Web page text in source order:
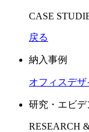
CASE
戻る
納入事例
オフィスデザ
研究・エビデ
RESEARCH